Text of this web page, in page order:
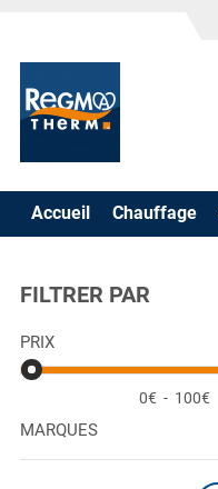
Accueil Chauffage
FILTRER PAR
PRIX
0€ - 100€
MARQUES